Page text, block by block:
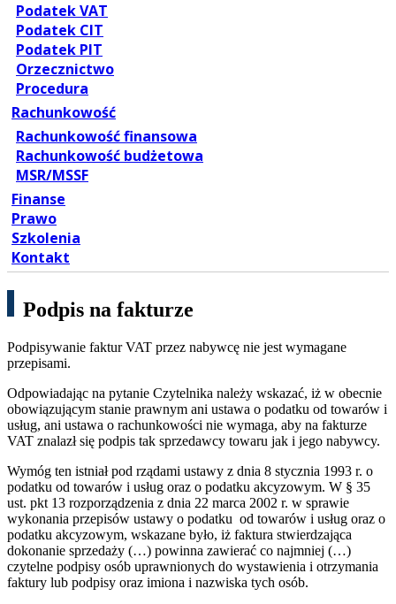
Podatek VAT
Podatek CIT
Podatek PIT
Orzecznictwo
Procedura
Rachunkowość
Rachunkowość finansowa
Rachunkowość budżetowa
MSR/MSSF
Finanse
Prawo
Szkolenia
Kontakt
Podpis na fakturze
Podpisywanie faktur VAT przez nabywcę nie jest wymagane
przepisami.
Odpowiadając na pytanie Czytelnika należy wskazać, iż w obecnie
obowiązującym stanie prawnym ani ustawa o podatku od towarów i
usług, ani ustawa o rachunkowości nie wymaga, aby na fakturze
VAT znalazł się podpis tak sprzedawcy towaru jak i jego nabywcy.
Wymóg ten istniał pod rządami ustawy z dnia 8 stycznia 1993 r. o
podatku od towarów i usług oraz o podatku akcyzowym. W § 35
ust. pkt 13 rozporządzenia z dnia 22 marca 2002 r. w sprawie
wykonania przepisów ustawy o podatku od towarów i usług oraz o
podatku akcyzowym, wskazane było, iż faktura stwierdzająca
dokonanie sprzedaży (…) powinna zawierać co najmniej (…)
czytelne podpisy osób uprawnionych do wystawienia i otrzymania
faktury lub podpisy oraz imiona i nazwiska tych osób.